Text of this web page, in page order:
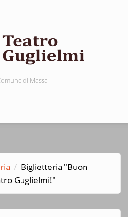
di Massa
Biglietteria "Buon
Guglielmi!"